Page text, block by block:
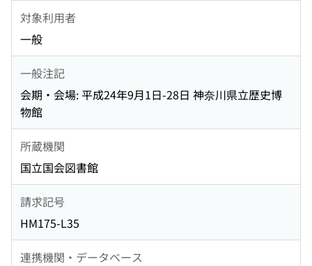
対象利用者
一般
一般注記
会期・会場: 平成24年9月1日-28日 神奈川県立歴史博
物館
所蔵機関
国立国会図書館
請求記号
HM175-L35
連携機関・データベース